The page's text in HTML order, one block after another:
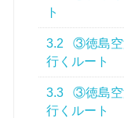
ト
3.2
③徳島空
行くルート
3.3
③徳島空
行くルート